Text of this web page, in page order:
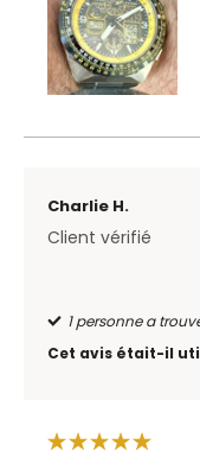
Charlie H.
Client vérifié
1 personne a
Cet avis était-il